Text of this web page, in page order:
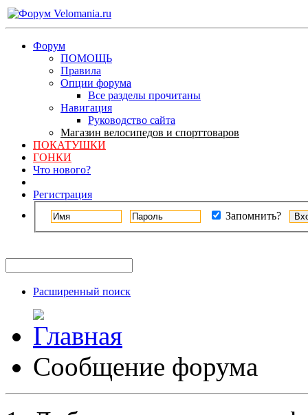
Форум
ПОМОЩЬ
Правила
Опции форума
Все разделы прочитаны
Навигация
Руководство сайта
Магазин велосипедов и спорттоваров
ПОКАТУШКИ
ГОНКИ
Что нового?
Регистрация
Запомнить?
Расширенный поиск
Сообщение форума